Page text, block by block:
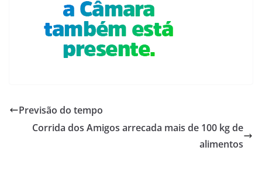
Previsão do tempo
Corrida dos Amigos arrecada mais de 100 kg de
alimentos